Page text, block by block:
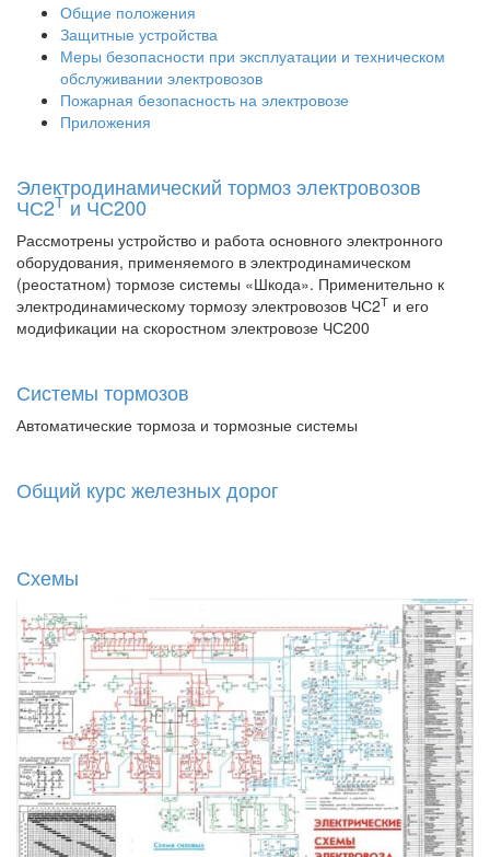
Общие положения
Защитные устройства
Меры безопасности при эксплуатации и техническом
обслуживании электровозов
Пожарная безопасность на электровозе
Приложения
Электродинамический тормоз электровозов
ЧС2Т и ЧС200
Рассмотрены устройство и работа основного электронного
оборудования, применяемого в электродинамическом
(реостатном) тормозе системы «Шкода». Применительно к
электродинамическому тормозу электровозов ЧС2Т и его
модификации на скоростном электровозе ЧС200
Системы тормозов
Автоматические тормоза и тормозные системы
Общий курс железных дорог
Схемы